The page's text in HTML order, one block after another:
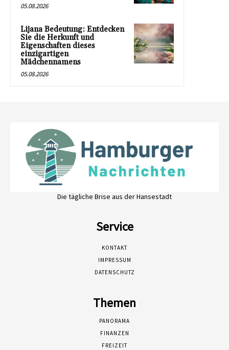
05.08.2026
Lijana Bedeutung: Entdecken
Sie die Herkunft und
Eigenschaften dieses
einzigartigen
Mädchennamens
05.08.2026
Die tägliche Brise aus der Hansestadt
Service
KONTAKT
IMPRESSUM
DATENSCHUTZ
Themen
PANORAMA
FINANZEN
FREIZEIT